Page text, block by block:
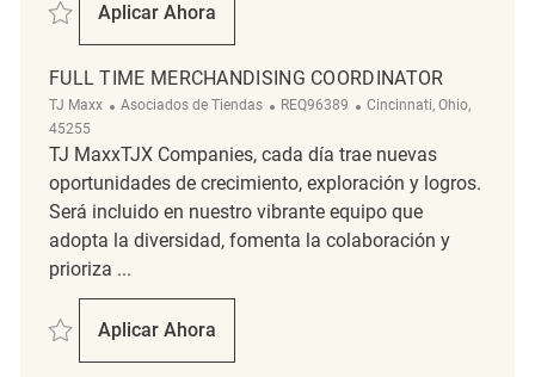
Salvar Full Time Merchandising Coordinator REQ141889
Aplicar Ahora
Full Time Merchandising Coordinator
FULL TIME MERCHANDISING COORDINATOR
TJ Maxx Categoría
Asociados de Tiendas ReqId
REQ96389 Ubicación
Cincinnati, Ohio,
45255
TJ MaxxTJX Companies, cada día trae nuevas
oportunidades de crecimiento, exploración y logros.
Será incluido en nuestro vibrante equipo que
adopta la diversidad, fomenta la colaboración y
prioriza ...
Salvar Full Time Merchandising Coordinator REQ96389
Aplicar Ahora
Full Time Merchandising Coordinator